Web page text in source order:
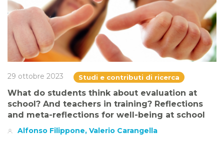
29 ottobre 2023 Studi e contributi di ricerca
What do students think about evaluation at
school? And teachers in training? Reflections
and meta-reflections for well-being at school
Alfonso Filippone, Valerio Carangella